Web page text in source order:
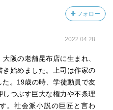
からの悪人には思えなかっ
たどりながら、どうすれば
韻が残されている。
さや、個人ではどうにもでき
る。
フォロー
2022.04.28
阪の老舗昆布店に生まれ、
始めました。上司は作家の
。19歳の時、学徒動員で友
しつぶす巨大な権力や不条理
。社会派小説の巨匠と言わ